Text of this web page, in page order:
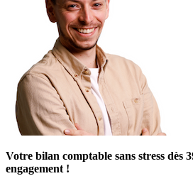
Votre bilan comptable sans stress dès
engagement !